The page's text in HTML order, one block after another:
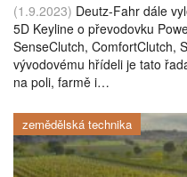
(1.9.2023) Deutz-Fahr dále
5D Keyline o převodovku
SenseClutch, ComfortClutch,
vývodovému hřídeli je tato
na poli, farmě i…
zemědělská technika